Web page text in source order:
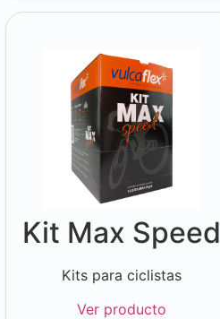
Kit Max Speed
Kits para ciclistas
Ver producto